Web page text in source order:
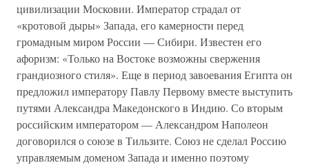
цивилизации Московии. Император страдал от
«кротовой дыры» Запада, его камерности перед
громадным миром России — Сибири. Известен его
афоризм: «Только на Востоке возможны свержения
грандиозного стиля». Еще в период завоевания Египта он
предложил императору Павлу Первому вместе выступить
путями Александра Македонского в Индию. Со вторым
российским императором — Александром Наполеон
договорился о союзе в Тильзите. Союз не сделал Россию
управляемым доменом Запада и именно поэтому